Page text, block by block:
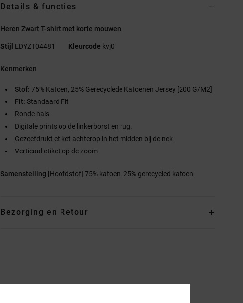
Details & functies
Heren Zwart T-shirt met korte mouwen
Stijl EDYZT04481 Kleurcode kvj0
Kenmerken
Stof: 75% Katoen, 25% Gerecyclede Katoenen Jersey [200 G/M2]
Fit: Standaard Fit
Ronde hals
Digitale prints op de linkerborst en rug.
Gezeefdrukt etiket achterop in het midden bij de nek
Verticaal etiket op de zoom
Samenstelling [Hoofdstof] 75% katoen, 25% gerecycled katoen
Bezorging en Retour